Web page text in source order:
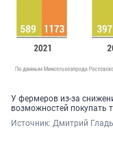
У фермеров из-за
возможностей покупать
Источник: Дмитрий